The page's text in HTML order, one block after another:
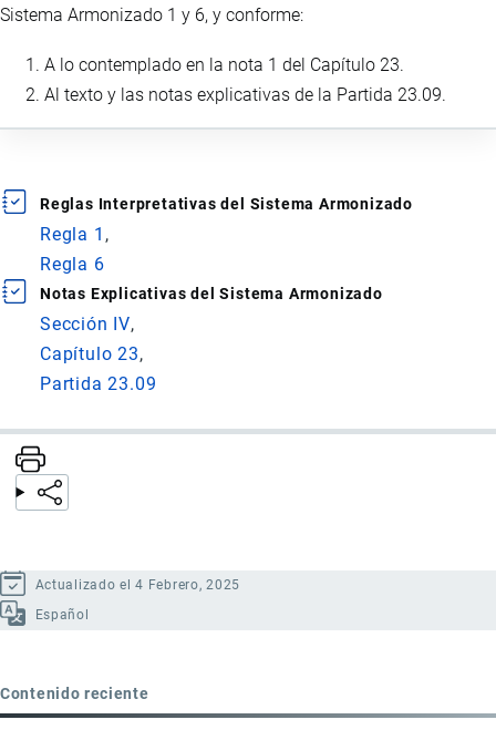
Sistema Armonizado 1 y 6, y conforme:
A lo contemplado en la nota 1 del Capítulo 23.
Al texto y las notas explicativas de la Partida 23.09.
Reglas Interpretativas del Sistema Armonizado
Regla 1
Regla 6
Notas Explicativas del Sistema Armonizado
Sección IV
Capítulo 23
Partida 23.09
Actualizado el 4 Febrero, 2025
Español
Contenido reciente